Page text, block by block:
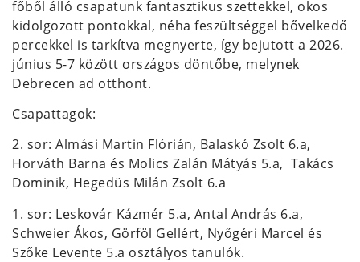
főből álló csapatunk fantasztikus szettekkel, okos
kidolgozott pontokkal, néha feszültséggel bővelkedő
percekkel is tarkítva megnyerte, így bejutott a 2026.
június 5-7 között országos döntőbe, melynek
Debrecen ad otthont.
Csapattagok:
2. sor: Almási Martin Flórián, Balaskó Zsolt 6.a,
Horváth Barna és Molics Zalán Mátyás 5.a, Takács
Dominik, Hegedüs Milán Zsolt 6.a
1. sor: Leskovár Kázmér 5.a, Antal András 6.a,
Schweier Ákos, Görföl Gellért, Nyőgéri Marcel és
Szőke Levente 5.a osztályos tanulók.